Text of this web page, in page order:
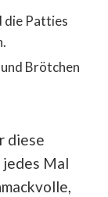
die Patties
Brötchen
diese
jedes Mal